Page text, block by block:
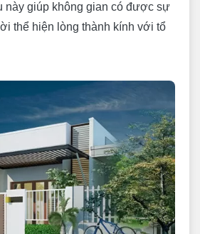
này giúp không gian có được sự
thể hiện lòng thành kính với tổ